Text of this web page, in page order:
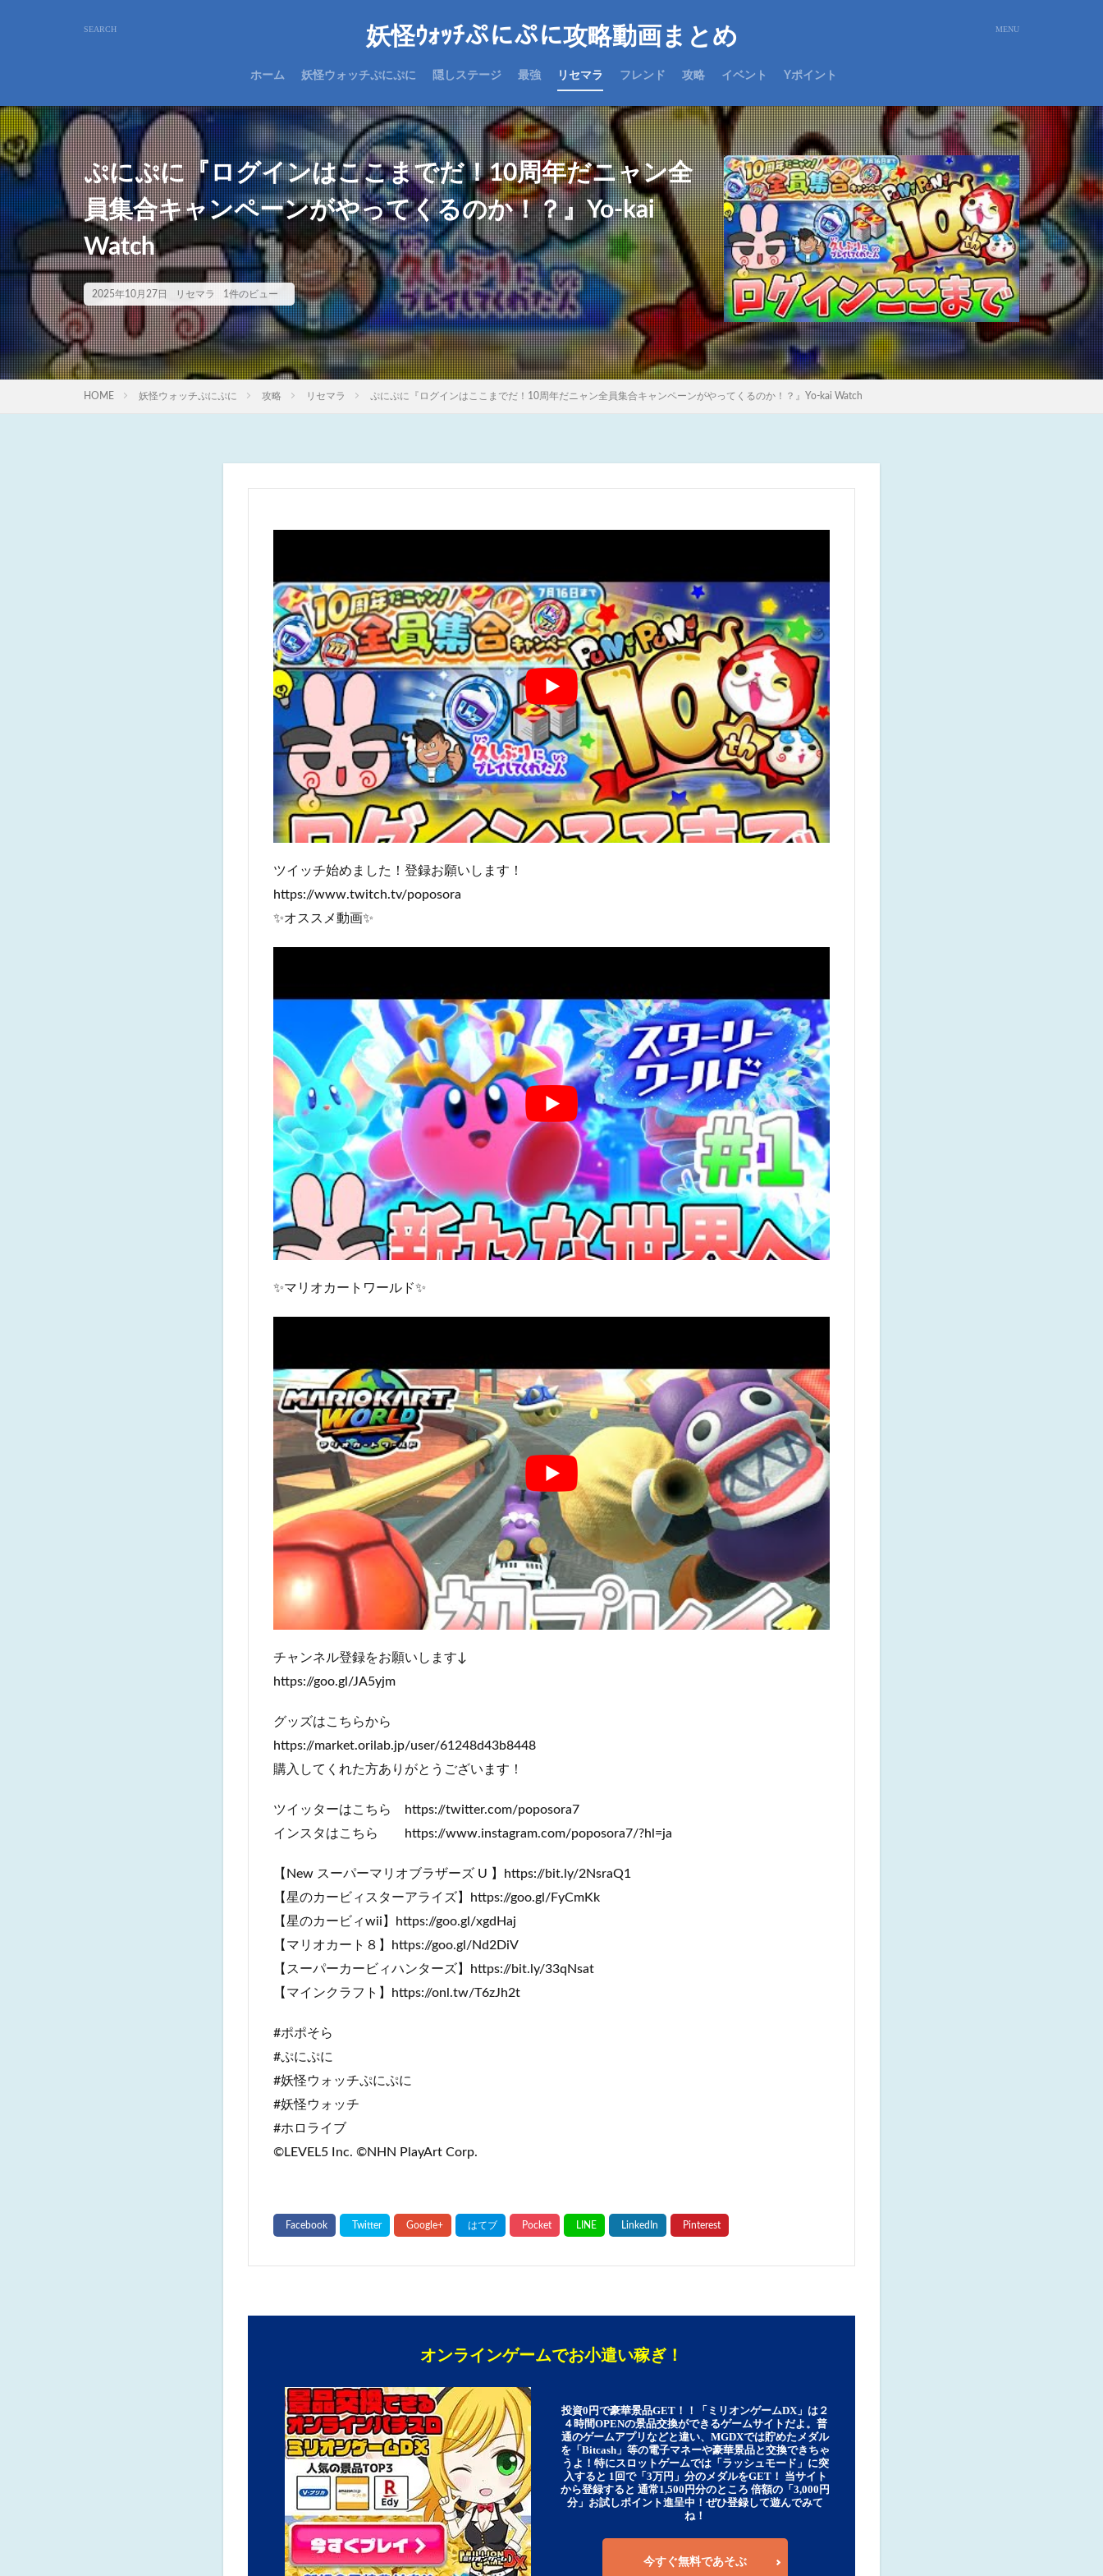
妖怪ｳｫｯﾁぷにぷに攻略動画まとめ
ホーム 妖怪ウォッチぷにぷに 隠しステージ 最強 リセマラ フレンド 攻略 イベント Yポイント
ぷにぷに『ログインはここまでだ！10周年だニャン全
員集合キャンペーンがやってくるのか！？』Yo-kai
Watch
2025年10月27日 リセマラ 1件のビュー
HOME 妖怪ウォッチぷにぷに 攻略 リセマラ ぷにぷに『ログインはここまでだ！10周年だニャン全員集合キャンペーンがやってくるのか！？』Yo-kai Watch
ツイッチ始めました！登録お願いします！
https://www.twitch.tv/poposora
✨オススメ動画✨
✨マリオカートワールド✨
チャンネル登録をお願いします↓
https://goo.gl/JA5yjm
グッズはこちらから
https://market.orilab.jp/user/61248d43b8448
購入してくれた方ありがとうございます！
ツイッターはこちら https://twitter.com/poposora7
インスタはこちら https://www.instagram.com/poposora7/?hl=ja
【New スーパーマリオブラザーズ U 】https://bit.ly/2NsraQ1
【星のカービィスターアライズ】https://goo.gl/FyCmKk
【星のカービィwii】https://goo.gl/xgdHaj
【マリオカート８】https://goo.gl/Nd2DiV
【スーパーカービィハンターズ】https://bit.ly/33qNsat
【マインクラフト】https://onl.tw/T6zJh2t
#ポポそら
#ぷにぷに
#妖怪ウォッチぷにぷに
#妖怪ウォッチ
#ホロライブ
©LEVEL5 Inc. ©NHN PlayArt Corp.
オンラインゲームでお小遣い稼ぎ！
投資0円で豪華景品GET！！「ミリオンゲームDX」は２
４時間OPENの景品交換ができるゲームサイトだよ。普
通のゲームアプリなどと違い、MGDXでは貯めたメダル
を「Bitcash」等の電子マネーや豪華景品と交換できちゃ
うよ！特にスロットゲームでは「ラッシュモード」に突
入すると 1回で「3万円」分のメダルをGET！ 当サイト
から登録すると 通常1,500円分のところ 倍額の「3,000円
分」お試しポイント進呈中！ぜひ登録して遊んでみて
ね！
今すぐ無料であそぶ